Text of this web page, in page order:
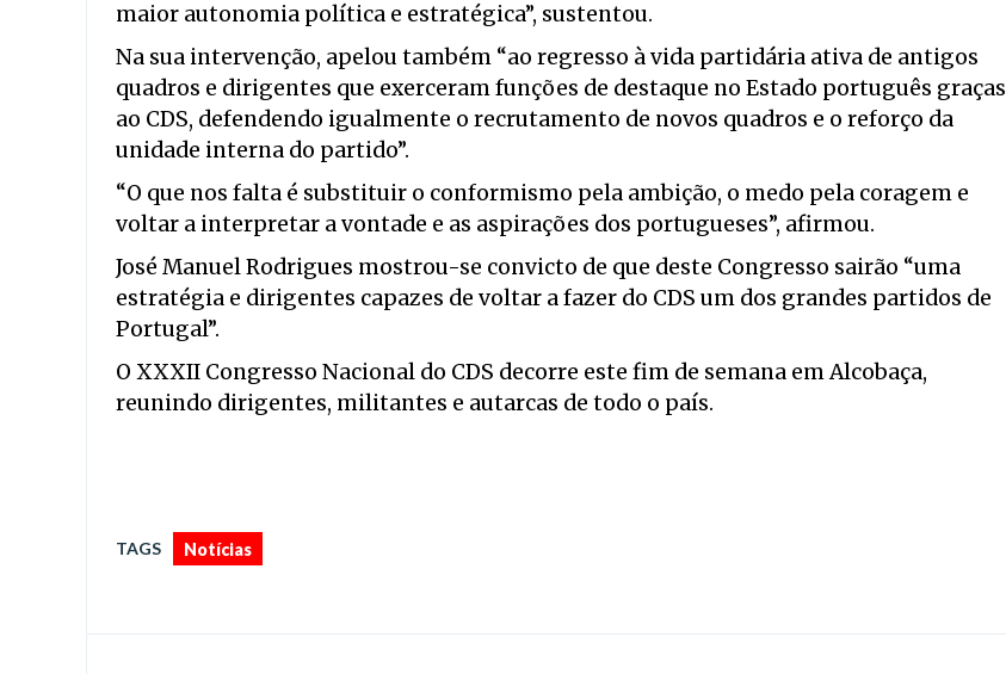
maior autonomia política e estratégica”, sustentou.
Na sua intervenção, apelou também “ao regresso à vida partidária ativa de antigos
quadros e dirigentes que exerceram funções de destaque no Estado português graças
ao CDS, defendendo igualmente o recrutamento de novos quadros e o reforço da
unidade interna do partido”.
“O que nos falta é substituir o conformismo pela ambição, o medo pela coragem e
voltar a interpretar a vontade e as aspirações dos portugueses”, afirmou.
José Manuel Rodrigues mostrou-se convicto de que deste Congresso sairão “uma
estratégia e dirigentes capazes de voltar a fazer do CDS um dos grandes partidos de
Portugal”.
O XXXII Congresso Nacional do CDS decorre este fim de semana em Alcobaça,
reunindo dirigentes, militantes e autarcas de todo o país.
TAGS Notícias